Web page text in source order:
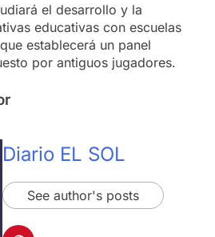
el desarrollo y la
educativas con escuelas
establecerá un panel
por antiguos jugadores.
Diario EL SOL
See author's posts